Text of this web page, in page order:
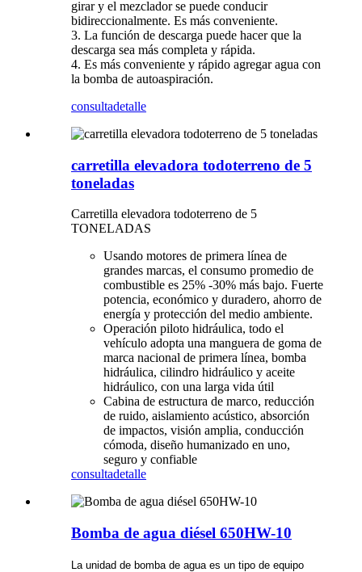
girar y el mezclador se puede conducir
bidireccionalmente. Es más conveniente.
3. La función de descarga puede hacer que la
descarga sea más completa y rápida.
4. Es más conveniente y rápido agregar agua con
la bomba de autoaspiración.
consultadetalle
carretilla elevadora todoterreno de 5
toneladas
Carretilla elevadora todoterreno de 5
TONELADAS
Usando motores de primera línea de
grandes marcas, el consumo promedio de
combustible es 25% -30% más bajo. Fuerte
potencia, económico y duradero, ahorro de
energía y protección del medio ambiente.
Operación piloto hidráulica, todo el
vehículo adopta una manguera de goma de
marca nacional de primera línea, bomba
hidráulica, cilindro hidráulico y aceite
hidráulico, con una larga vida útil
Cabina de estructura de marco, reducción
de ruido, aislamiento acústico, absorción
de impactos, visión amplia, conducción
cómoda, diseño humanizado en uno,
seguro y confiable
consultadetalle
Bomba de agua diésel 650HW-10
La unidad de bomba de agua es un tipo de equipo